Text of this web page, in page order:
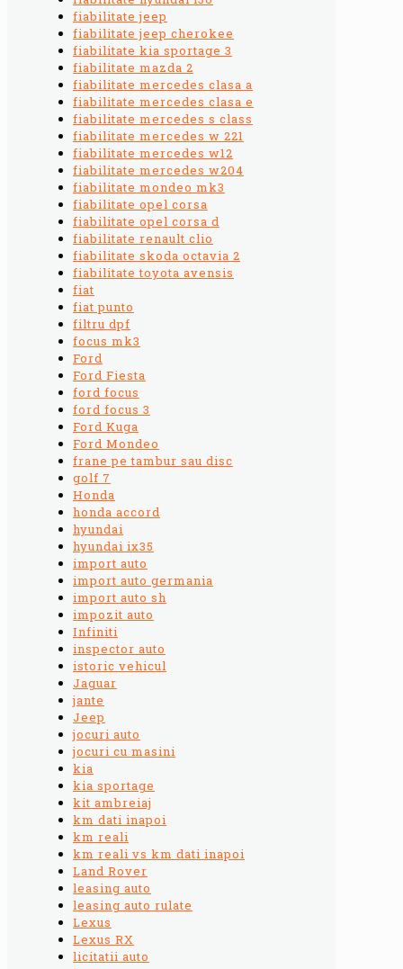
fiabilitate jeep
fiabilitate jeep cherokee
fiabilitate kia sportage 3
fiabilitate mazda 2
fiabilitate mercedes clasa a
fiabilitate mercedes clasa e
fiabilitate mercedes s class
fiabilitate mercedes w 221
fiabilitate mercedes w12
fiabilitate mercedes w204
fiabilitate mondeo mk3
fiabilitate opel corsa
fiabilitate opel corsa d
fiabilitate renault clio
fiabilitate skoda octavia 2
fiabilitate toyota avensis
fiat
fiat punto
filtru dpf
focus mk3
Ford
Ford Fiesta
ford focus
ford focus 3
Ford Kuga
Ford Mondeo
frane pe tambur sau disc
golf 7
Honda
honda accord
hyundai
hyundai ix35
import auto
import auto germania
import auto sh
impozit auto
Infiniti
inspector auto
istoric vehicul
Jaguar
jante
Jeep
jocuri auto
jocuri cu masini
kia
kia sportage
kit ambreiaj
km dati inapoi
km reali
km reali vs km dati inapoi
Land Rover
leasing auto
leasing auto rulate
Lexus
Lexus RX
licitatii auto